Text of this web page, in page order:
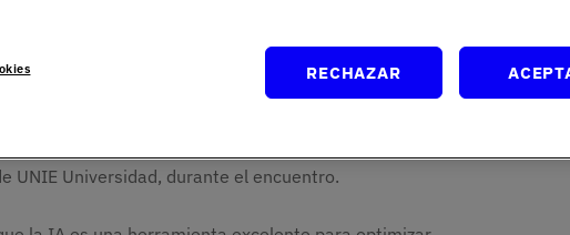
reflexionaron sobre el valor que sigue teniendo
humana, tenemos que proteger el vínculo.
de un alumno no es solo una buena explicación,
cuando toca", destacó Luisana Rodríguez,
UNIE Universidad, durante el encuentro.
RECHAZAR